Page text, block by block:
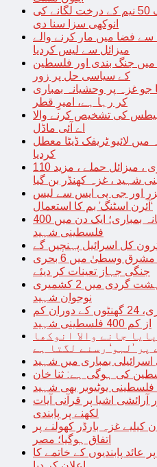
عدالت نے مجرم کوایک سال تک 50 نیم کے درخت لگانے کی
انوکھی سزا سنا دی
سے فضا میں مار کرنے والے
میزائل سے لیس کردیا
میں جنگ بندی اور فلسطین
کے سیاسی حل پر زور
جو غزہ پر وحشیانہ بمباری
کر رہا ہے، امیرِ قطر
میں ذیا بیطس کی تشخیص کرنے والا
اے آئی ماڈل
لائیو ٹریفک ڈیٹا معطل
کردیا
اسرائیل کی رات بھر بمباری ، میزائل حملے ، مزید 110
شہید ، غزہ کھنڈر بن گیا
اور جی پی ایس سے لیس
‘آئرن اسٹنگ’ بم کا استعمال
غزہ پر اسرائیل کی وحشیانہ بمباری؛ ایک دن میں 400
فلسطینی شہید
کل اسرائیل پہنچیں گے
اسرائیل حماس کشیدگی چین نے مشرق وسطیٰ میں 6 بحری
جنگی جہاز تعینات کر دیئے
بھارتی فوج کی ریاستی دہشت گردی میں 2 کشمیری
نوجوان شہید
اسرائیل کی غزہ پر جارحیت جاری، 24 گھنٹوں کے دوران کم
از کم 400 فلسطینی شہید
جانے والا انوکھا
’لہو‘ رسنے لگتا ہے
بمباری میں شہید
کی ہوگی ہے: ثنا خان
اشیا پر قرآنی آیات
لکھنے پر پابندی
کیلیے غزہ بارڈر کھولنے پر
اتفاق ہوگیا؛ مصر
ایران پر عائد پابندیوں کے خاتمے کا